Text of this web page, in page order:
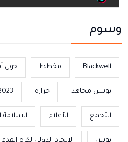
وسوم
Blackwell مخطط جون
يونس مجاهد حرارة
التجمع الأعلام السلامة